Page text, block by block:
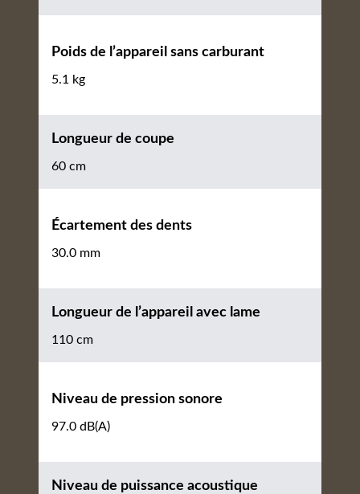
Poids de l’appareil sans carburant
5.1 kg
Longueur de coupe
60 cm
Écartement des dents
30.0 mm
Longueur de l’appareil avec lame
110 cm
Niveau de pression sonore
97.0 dB(A)
Niveau de puissance acoustique